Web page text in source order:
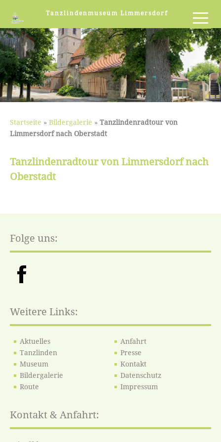
Tanzlindenmuseum Limmersdorf
Startseite » Bildergalerie » Tanzlindenradtour von
Limmersdorf nach Oberstadt
Tanzlindenradtour von Limmersdorf nach
Oberstadt
Folge uns:
Weitere Links:
Aktuelles
Tanzlinden
Museum
Bildergalerie
Route
Anfahrt
Presse
Kontakt
Datenschutz
Impressum
Kontakt & Anfahrt: